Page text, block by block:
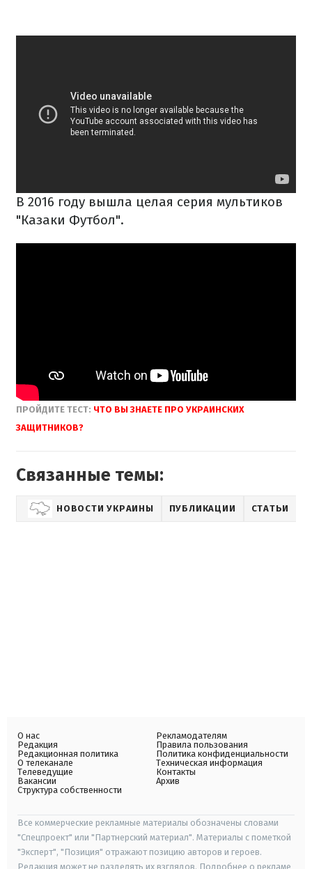
В 2016 году вышла целая серия мультиков
"Казаки Футбол".
ПРОЙДИТЕ ТЕСТ: ЧТО ВЫ ЗНАЕТЕ ПРО УКРАИНСКИХ
ЗАЩИТНИКОВ?
Связанные темы:
НОВОСТИ УКРАИНЫ ПУБЛИКАЦИИ СТАТЬИ
О нас
Редакция
Редакционная политика
О телеканале
Телеведущие
Вакансии
Структура собственности
Рекламодателям
Правила пользования
Политика конфиденциальности
Техническая информация
Контакты
Архив
Все коммерческие рекламные материалы обозначены словами
"Спецпроект" или "Партнерский материал". Материалы с пометкой
"Эксперт", "Позиция" отражают позицию авторов и героев.
Редакция может не разделять их взглядов. Подробнее о рекламе